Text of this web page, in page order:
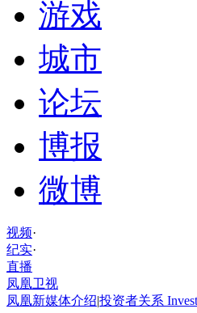
游戏
城市
论坛
博报
微博
视频·
纪实·
直播
凤凰卫视
凤凰新媒体介绍|投资者关系